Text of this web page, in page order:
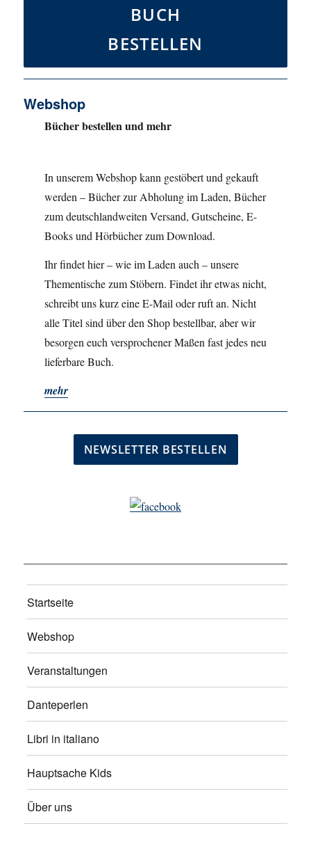
BUCH
BESTELLEN
Webshop
Bücher bestellen und mehr
In unserem Webshop kann gestöbert und gekauft
werden – Bücher zur Abholung im Laden, Bücher
zum deutschlandweiten Versand, Gutscheine, E-
Books und Hörbücher zum Download.
Ihr findet hier – wie im Laden auch – unsere
Thementische zum Stöbern. Findet ihr etwas nicht,
schreibt uns kurz eine E-Mail oder ruft an. Nicht
alle Titel sind über den Shop bestellbar, aber wir
besorgen euch versprochener Maßen fast jedes neu
lieferbare Buch.
mehr
Startseite
Webshop
Veranstaltungen
Danteperlen
Libri in italiano
Hauptsache Kids
Über uns